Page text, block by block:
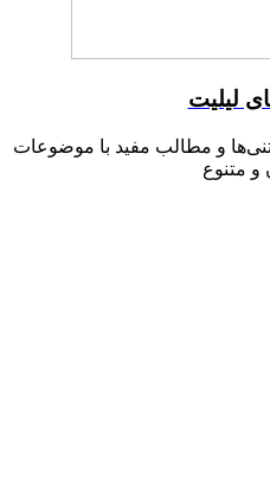
لیلیت
و مطالب مفید با موضوعات
و متنوع